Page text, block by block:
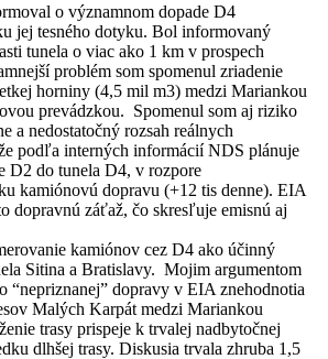
o významnom dopade D4
jej tesného dotyku. Bol informovaný
tunela o viac ako 1 km v prospech
problém som spomenul zriadenie
horniny (4,5 mil m3) medzi Mariankou
prevádzkou. Spomenul som aj riziko
a nedostatočný rozsah reálnych
podľa interných informácií NDS plánuje
D2 do tunela D4, v rozpore
kamiónovú dopravu (+12 tis denne). EIA
dopravnú záťaž, čo skresľuje emisnú aj
kamiónov cez D4 ako účinný
Sitina a Bratislavy. Mojim argumentom
“nepriznanej” dopravy v EIA znehodnotia
Malých Karpát medzi Mariankou
trasy prispeje k trvalej nadbytočnej
dlhšej trasy. Diskusia trvala zhruba 1,5